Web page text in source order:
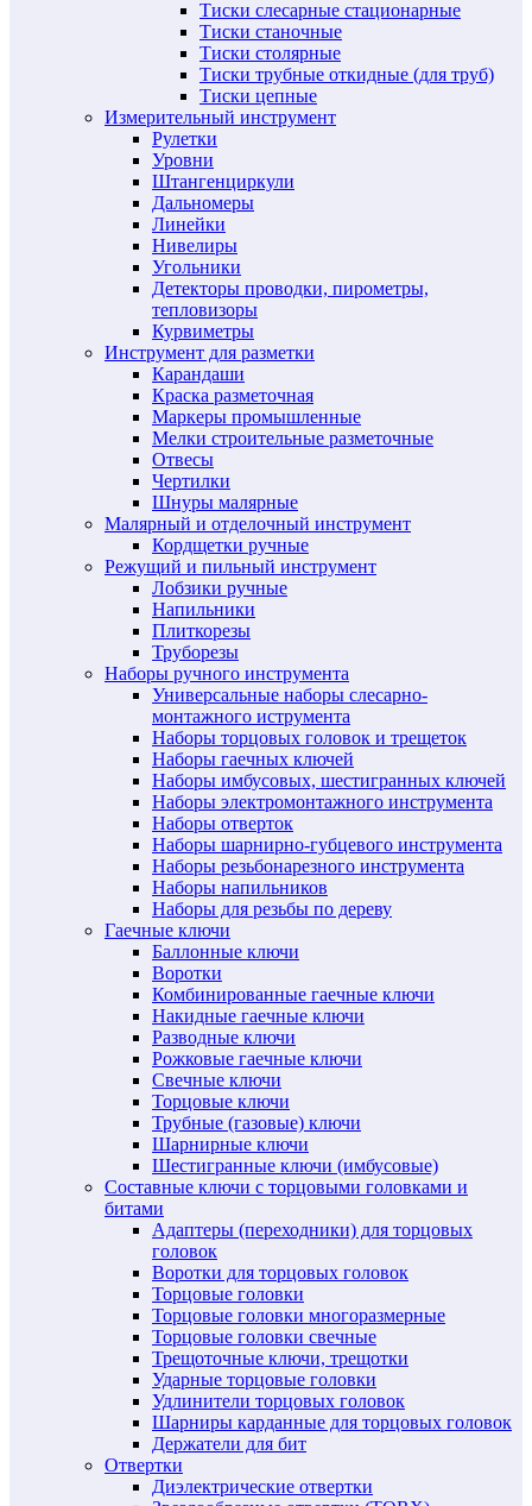
Тиски слесарные стационарные
Тиски станочные
Тиски столярные
Тиски трубные откидные (для труб)
Тиски цепные
Измерительный инструмент
Рулетки
Уровни
Штангенциркули
Дальномеры
Линейки
Нивелиры
Угольники
Детекторы проводки, пирометры,
тепловизоры
Курвиметры
Инструмент для разметки
Карандаши
Краска разметочная
Маркеры промышленные
Мелки строительные разметочные
Отвесы
Чертилки
Шнуры малярные
Малярный и отделочный инструмент
Кордщетки ручные
Режущий и пильный инструмент
Лобзики ручные
Напильники
Плиткорезы
Труборезы
Наборы ручного инструмента
Универсальные наборы слесарно-
монтажного иструмента
Наборы торцовых головок и трещеток
Наборы гаечных ключей
Наборы имбусовых, шестигранных ключей
Наборы электромонтажного инструмента
Наборы отверток
Наборы шарнирно-губцевого инструмента
Наборы резьбонарезного инструмента
Наборы напильников
Наборы для резьбы по дереву
Гаечные ключи
Баллонные ключи
Воротки
Комбинированные гаечные ключи
Накидные гаечные ключи
Разводные ключи
Рожковые гаечные ключи
Свечные ключи
Торцовые ключи
Трубные (газовые) ключи
Шарнирные ключи
Шестигранные ключи (имбусовые)
Составные ключи с торцовыми головками и
битами
Адаптеры (переходники) для торцовых
головок
Воротки для торцовых головок
Торцовые головки
Торцовые головки многоразмерные
Торцовые головки свечные
Трещоточные ключи, трещотки
Ударные торцовые головки
Удлинители торцовых головок
Шарниры карданные для торцовых головок
Держатели для бит
Отвертки
Диэлектрические отвертки